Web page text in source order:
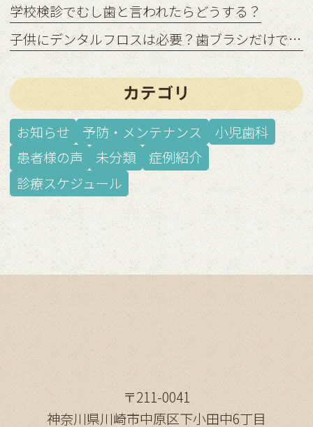
学校検診でむし歯と言われたらどうする？
子供にデンタルフロスは必要？歯ブラシだけでは足りない理由
カテゴリ
お知らせ 予防・メンテナンス
小児歯科
患者様の声
未分類
症例紹介
診療スケジュール
〒211-0041
神奈川県川崎市中原区下小田中6丁目